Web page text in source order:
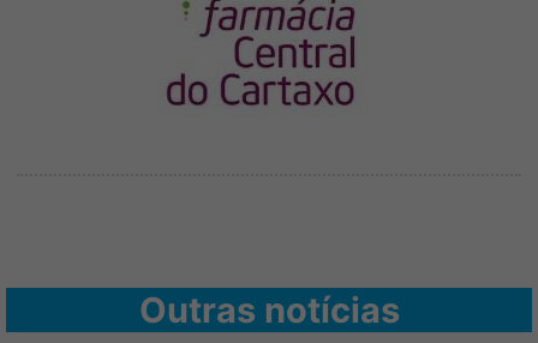
Outras notícias